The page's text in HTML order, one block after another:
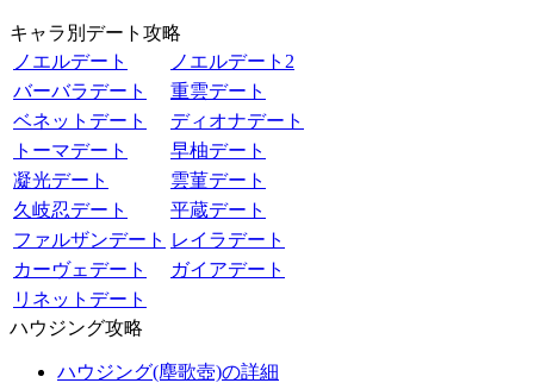
キャラ別デート攻略
ノエルデート
ノエルデート2
バーバラデート
重雲デート
ベネットデート
ディオナデート
トーマデート
早柚デート
凝光デート
雲菫デート
久岐忍デート
平蔵デート
ファルザンデート レイラデート
カーヴェデート
ガイアデート
リネットデート
ハウジング攻略
ハウジング(塵歌壺)の詳細